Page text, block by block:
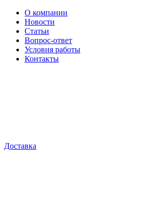
О компании
Новости
Статьи
Вопрос-ответ
Условия работы
Контакты
Доставка